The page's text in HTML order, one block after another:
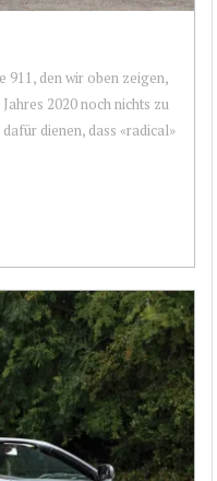
911, den wir oben zeigen,
2020 noch nichts zu
dienen, dass «radical»